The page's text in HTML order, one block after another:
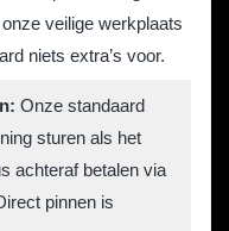
veilige werkplaats
niets extra’s voor.
Onze standaard
sturen als het
achteraf betalen via
pinnen is